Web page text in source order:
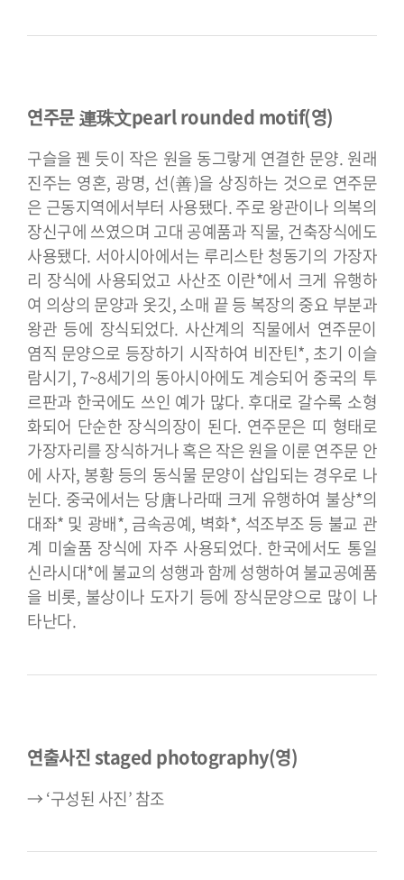
연주문 連珠文pearl rounded motif(영)
구슬을 꿴 듯이 작은 원을 동그랗게 연결한 문양. 원래
진주는 영혼, 광명, 선(善)을 상징하는 것으로 연주문
은 근동지역에서부터 사용됐다. 주로 왕관이나 의복의
장신구에 쓰였으며 고대 공예품과 직물, 건축장식에도
사용됐다. 서아시아에서는 루리스탄 청동기의 가장자
리 장식에 사용되었고 사산조 이란*에서 크게 유행하
여 의상의 문양과 옷깃, 소매 끝 등 복장의 중요 부분과
왕관 등에 장식되었다. 사산계의 직물에서 연주문이
염직 문양으로 등장하기 시작하여 비잔틴*, 초기 이슬
람시기, 7~8세기의 동아시아에도 계승되어 중국의 투
르판과 한국에도 쓰인 예가 많다. 후대로 갈수록 소형
화되어 단순한 장식의장이 된다. 연주문은 띠 형태로
가장자리를 장식하거나 혹은 작은 원을 이룬 연주문 안
에 사자, 봉황 등의 동식물 문양이 삽입되는 경우로 나
뉜다. 중국에서는 당唐나라때 크게 유행하여 불상*의
대좌* 및 광배*, 금속공예, 벽화*, 석조부조 등 불교 관
계 미술품 장식에 자주 사용되었다. 한국에서도 통일
신라시대*에 불교의 성행과 함께 성행하여 불교공예품
을 비롯, 불상이나 도자기 등에 장식문양으로 많이 나
타난다.
연출사진 staged photography(영)
→ ‘구성된 사진’ 참조